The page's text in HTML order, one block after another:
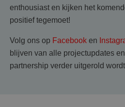
enthousiast en kijken het
positief tegemoet!
Volg ons op Facebook en
blijven van alle projectupdates
partnership verder uitgerold